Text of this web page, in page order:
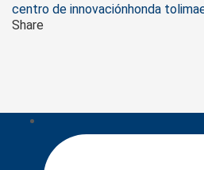
Tags
centro de innovaciónhonda tolima
Share